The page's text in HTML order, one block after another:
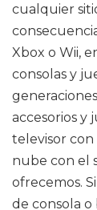
cualquier
Xbox o Wii,
consolas y
accesorios y
televisor con
nube con el
ofrecemos.
de consola